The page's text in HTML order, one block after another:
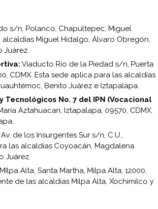
s/n, Polanco, Chapultepec, Miguel
alcaldías Miguel Hidalgo, Álvaro Obregón,
Juárez.
Viaducto Río de la Piedad s/n, Puerta
CDMX. Esta sede aplica para las alcaldías
Benito Juárez e Iztapalapa.
Tecnológicos No. 7 del IPN (Vocacional
Aztahuacan, Iztapalapa, 09570, CDMX.
Av. de los Insurgentes Sur s/n, C.U.,
las alcaldías Coyoacán, Magdalena
Juárez.
Alta, Santa Martha, Milpa Alta, 12000,
de las alcaldías Milpa Alta, Xochimilco y